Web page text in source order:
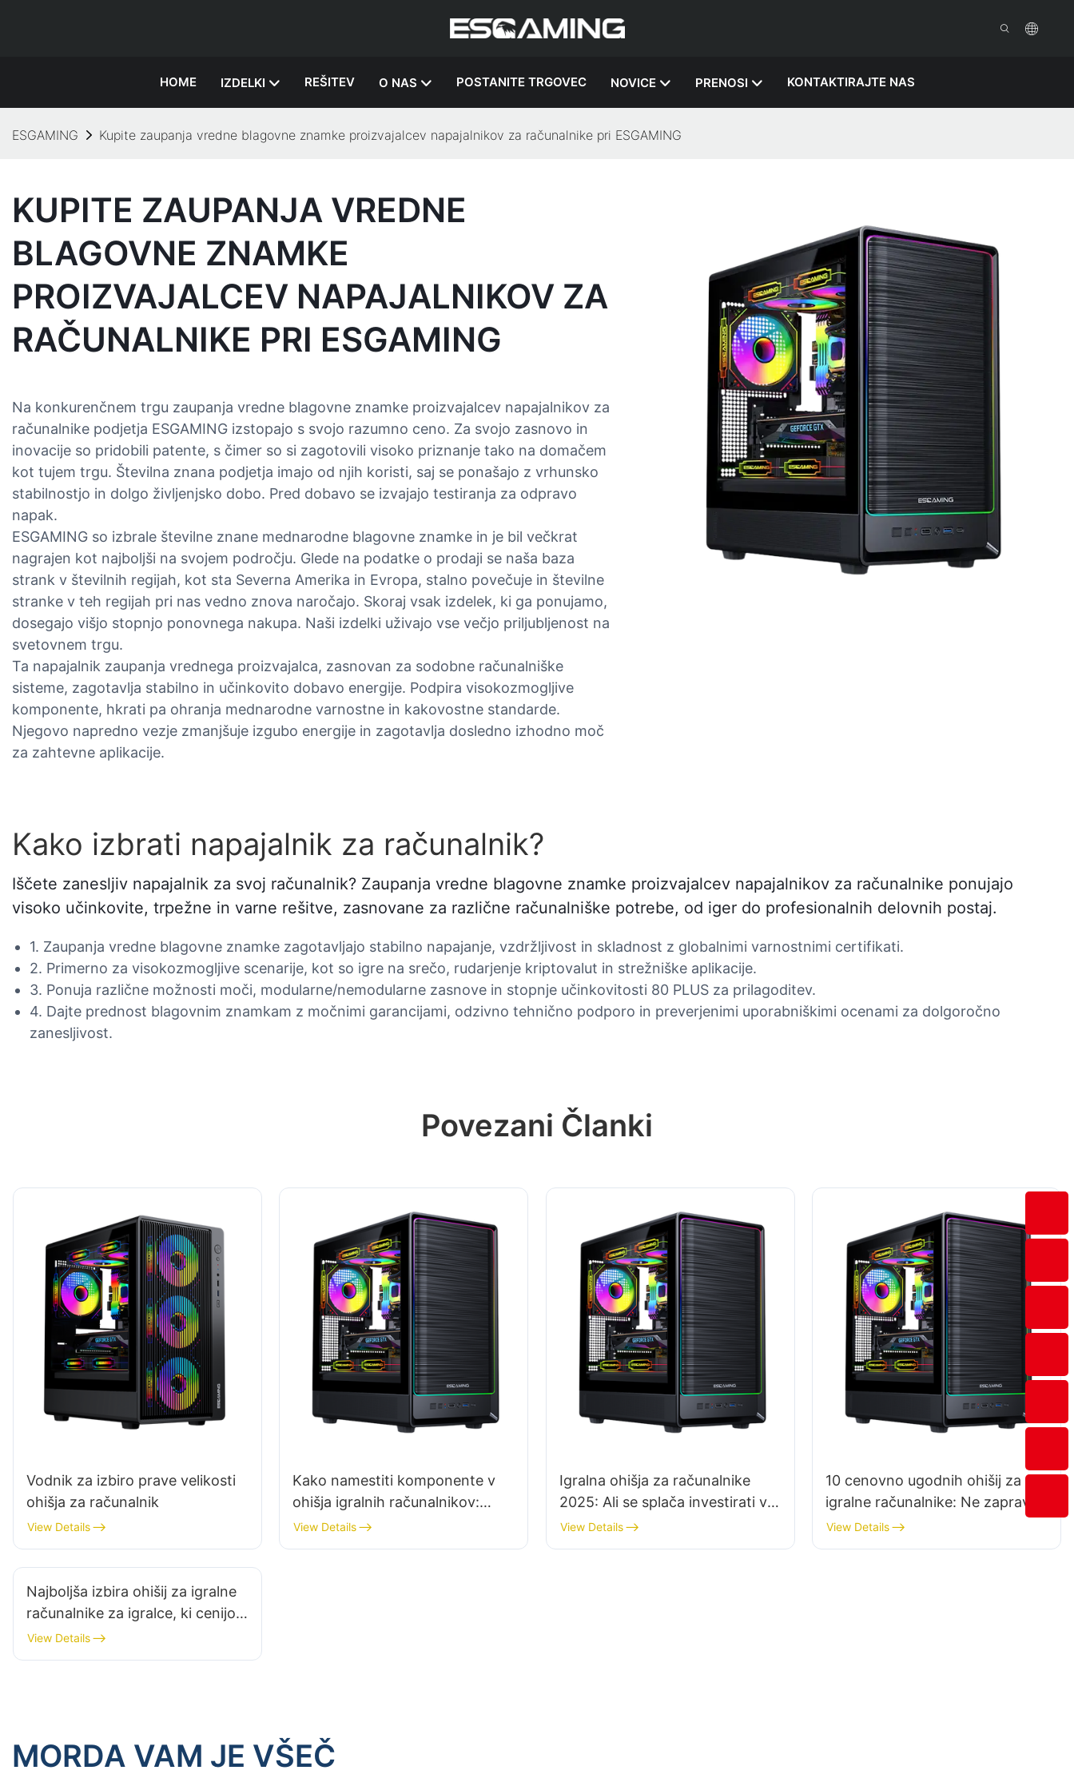
HOME IZDELKI REŠITEV O NAS POSTANITE TRGOVEC NOVICE PRENOSI KONTAKTIRAJTE NAS
ESGAMING Kupite zaupanja vredne blagovne znamke proizvajalcev napajalnikov za računalnike pri ESGAMING
KUPITE ZAUPANJA VREDNE
BLAGOVNE ZNAMKE
PROIZVAJALCEV NAPAJALNIKOV ZA
RAČUNALNIKE PRI ESGAMING
Na konkurenčnem trgu zaupanja vredne blagovne znamke proizvajalcev napajalnikov za
računalnike podjetja ESGAMING izstopajo s svojo razumno ceno. Za svojo zasnovo in
inovacije so pridobili patente, s čimer so si zagotovili visoko priznanje tako na domačem
kot tujem trgu. Številna znana podjetja imajo od njih koristi, saj se ponašajo z vrhunsko
stabilnostjo in dolgo življenjsko dobo. Pred dobavo se izvajajo testiranja za odpravo
napak.
ESGAMING so izbrale številne znane mednarodne blagovne znamke in je bil večkrat
nagrajen kot najboljši na svojem področju. Glede na podatke o prodaji se naša baza
strank v številnih regijah, kot sta Severna Amerika in Evropa, stalno povečuje in številne
stranke v teh regijah pri nas vedno znova naročajo. Skoraj vsak izdelek, ki ga ponujamo,
dosegajo višjo stopnjo ponovnega nakupa. Naši izdelki uživajo vse večjo priljubljenost na
svetovnem trgu.
Ta napajalnik zaupanja vrednega proizvajalca, zasnovan za sodobne računalniške
sisteme, zagotavlja stabilno in učinkovito dobavo energije. Podpira visokozmogljive
komponente, hkrati pa ohranja mednarodne varnostne in kakovostne standarde.
Njegovo napredno vezje zmanjšuje izgubo energije in zagotavlja dosledno izhodno moč
za zahtevne aplikacije.
Kako izbrati napajalnik za računalnik?
Iščete zanesljiv napajalnik za svoj računalnik? Zaupanja vredne blagovne znamke proizvajalcev napajalnikov za računalnike ponujajo
visoko učinkovite, trpežne in varne rešitve, zasnovane za različne računalniške potrebe, od iger do profesionalnih delovnih postaj.
1. Zaupanja vredne blagovne znamke zagotavljajo stabilno napajanje, vzdržljivost in skladnost z globalnimi varnostnimi certifikati.
2. Primerno za visokozmogljive scenarije, kot so igre na srečo, rudarjenje kriptovalut in strežniške aplikacije.
3. Ponuja različne možnosti moči, modularne/nemodularne zasnove in stopnje učinkovitosti 80 PLUS za prilagoditev.
4. Dajte prednost blagovnim znamkam z močnimi garancijami, odzivno tehnično podporo in preverjenimi uporabniškimi ocenami za dolgoročno
zanesljivost.
Povezani Članki
Vodnik za izbiro prave velikosti
ohišja za računalnik
View Details
Kako namestiti komponente v
ohišja igralnih računalnikov:
Navodila po korakih
View Details
Igralna ohišja za računalnike
2025: Ali se splača investirati v
kaljeno steklo?
View Details
10 cenovno ugodnih ohišij za
igralne računalnike: Ne zapravite
preveč denarja
View Details
Najboljša izbira ohišij za igralne
računalnike za igralce, ki cenijo
energetsko učinkovitost
View Details
MORDA VAM JE VŠEČ